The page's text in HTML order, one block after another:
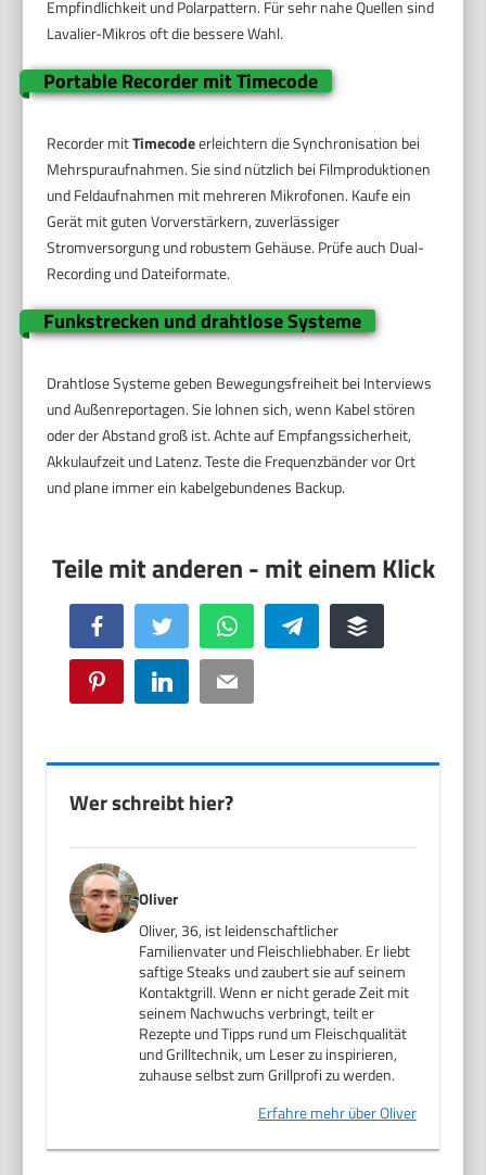
Empfindlichkeit und Polarpattern. Für sehr nahe Quellen sind
Lavalier-Mikros oft die bessere Wahl.
Portable Recorder mit Timecode
Recorder mitTimecodeerleichtern die Synchronisation bei
Mehrspuraufnahmen. Sie sind nützlich bei Filmproduktionen
und Feldaufnahmen mit mehreren Mikrofonen. Kaufe ein
Gerät mit guten Vorverstärkern, zuverlässiger
Stromversorgung und robustem Gehäuse. Prüfe auch Dual-
Recording und Dateiformate.
Funkstrecken und drahtlose Systeme
Drahtlose Systeme geben Bewegungsfreiheit bei Interviews
und Außenreportagen. Sie lohnen sich, wenn Kabel stören
oder der Abstand groß ist. Achte auf Empfangssicherheit,
Akkulaufzeit und Latenz. Teste die Frequenzbänder vor Ort
und plane immer ein kabelgebundenes Backup.
Facebook Twitter WhatsApp Telegram Buffer
Pinterest LinkedIn Email
Wer schreibt hier?
Oliver
Oliver, 36, ist leidenschaftlicher
Familienvater und Fleischliebhaber. Er liebt
saftige Steaks und zaubert sie auf seinem
Kontaktgrill. Wenn er nicht gerade Zeit mit
seinem Nachwuchs verbringt, teilt er
Rezepte und Tipps rund um Fleischqualität
und Grilltechnik, um Leser zu inspirieren,
zuhause selbst zum Grillprofi zu werden.
Erfahre mehr über Oliver